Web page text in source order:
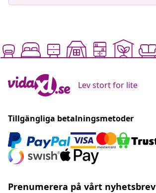
Lev stort for lite
Tillgängliga betalningsmetoder
Prenumerera på vårt nyhetsbrev